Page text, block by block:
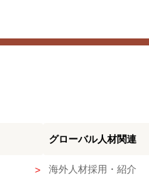
グローバル人材関連
海外人材採用・紹介